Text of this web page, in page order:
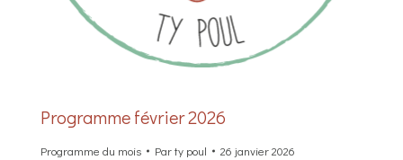
Programme février 2026
Programme du mois Party poul 26 janvier 2026